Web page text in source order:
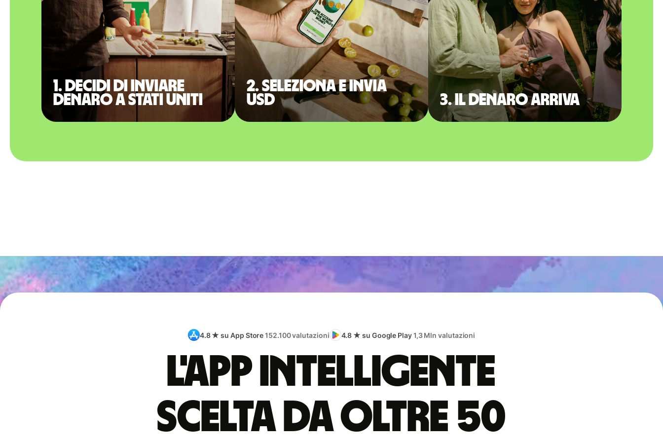
1. Decidi di inviare
denaro a Stati Uniti
2. Seleziona e invia
USD
3. Il denaro arriva
4.8 ★ su App Store152.100 valutazioni 4.8 ★ su Google Play1,3 Mln valutazioni
L'app intelligente
scelta da oltre 50